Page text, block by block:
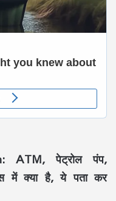
ATM, पेट्रोल पंप,
में क्या है, ये पता कर